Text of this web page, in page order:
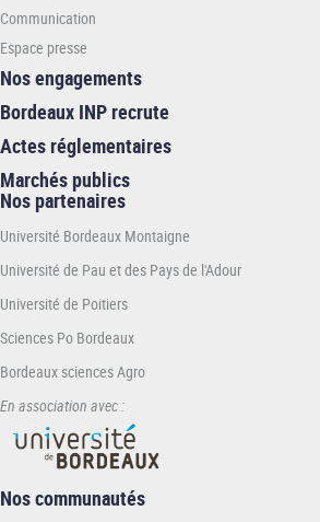
Communication
Espace presse
Nos engagements
Bordeaux INP recrute
Actes réglementaires
Marchés publics
Nos partenaires
Université Bordeaux Montaigne
Université de Pau et des Pays de l'Adour
Université de Poitiers
Sciences Po Bordeaux
Bordeaux sciences Agro
En association avec :
Nos communautés